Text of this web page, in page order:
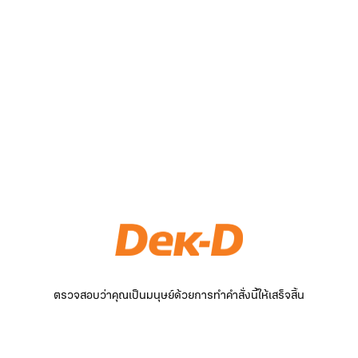
ตรวจสอบว่าคุณเป็นมนุษย์ด้วยการทำคำสั่งนี้ให้เสร็จสิ้น